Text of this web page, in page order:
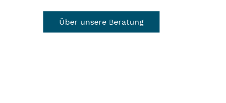
Über unsere Beratung